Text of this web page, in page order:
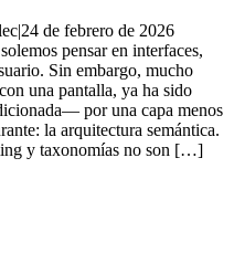
|24 de febrero de 2026
pensar en interfaces,
Sin embargo, mucho
una pantalla, ya ha sido
por una capa menos
la arquitectura semántica.
y taxonomías no son […]